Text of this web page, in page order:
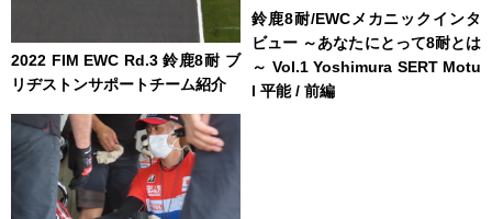
2022 FIM EWC Rd.3 鈴鹿8耐 ブ
リヂストンサポートチーム紹介
鈴鹿8耐/EWCメカニックインタ
ビュー ～あなたにとって8耐とは
～ Vol.1 Yoshimura SERT Motu
l 平能 / 前編